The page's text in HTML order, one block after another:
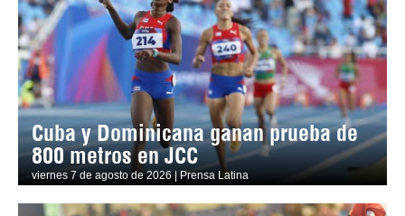
Cuba y Dominicana ganan prueba de
800 metros en JCC
viernes 7 de agosto de 2026 | Prensa Latina